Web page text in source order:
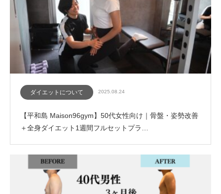
ダイエットについて 2025.08.24
【平和島 Maison96gym】50代女性向け｜骨盤・姿勢改善
＋全身ダイエット1週間フルセットプラ…